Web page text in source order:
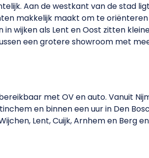
Aan de westkant van de stad
makkelijk maakt om te
wijken als Lent en Oost zitten
een grotere showroom met
met OV en auto. Vanuit
en binnen een uur in Den
Lent, Cuijk, Arnhem en Berg